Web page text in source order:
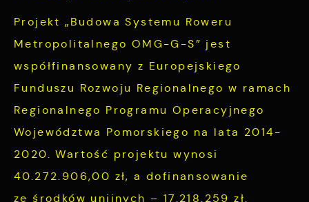
Projekt „Budowa Systemu Roweru
Metropolitalnego OMG-G-S” jest
współfinansowany z Europejskiego
Funduszu Rozwoju Regionalnego w ramach
Regionalnego Programu Operacyjnego
Województwa Pomorskiego na lata 2014-
2020. Wartość projektu wynosi
40.272.906,00 zł, a dofinansowanie
ze środków unijnych – 17.218.259 zł.